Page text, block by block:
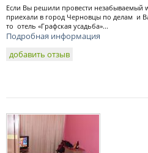
Если Вы решили провести незабываемый
приехали в город Черновцы по делам и
то отель «Графская усадьба»...
Подробная информация
добавить отзыв